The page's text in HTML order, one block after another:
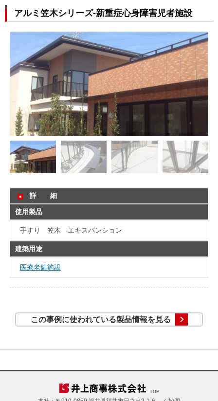
アルミ笠木シリーズ-新重症心身障害児者施設
詳 細
使用製品
手すり 笠木 エキスパンション
建築用途
医療老健施設
この事例に使われている製品情報を見る